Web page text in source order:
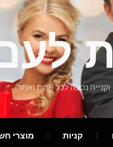
נכונה לכל אחת ואחד.
קניות מוצרי